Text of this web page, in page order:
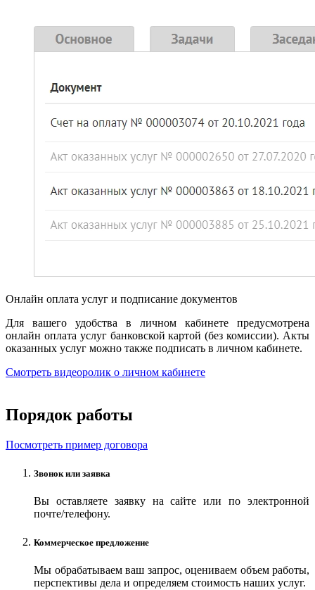
Онлайн оплата услуг и подписание документов
Для вашего удобства в личном кабинете предусмотрена
онлайн оплата услуг банковской картой (без комиссии). Акты
оказанных услуг можно также подписать в личном кабинете.
Смотреть видеоролик о личном кабинете
Порядок работы
Посмотреть пример договора
Звонок или заявка
Вы оставляете заявку на сайте или по электронной
почте/телефону.
Коммерческое предложение
Мы обрабатываем ваш запрос, оцениваем объем работы,
перспективы дела и определяем стоимость наших услуг.